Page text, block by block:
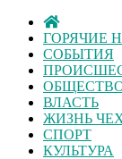
ГОРЯЧИЕ
СОБЫТИЯ
ВЛАСТЬ
ЖИЗНЬ
СПОРТ
КУЛЬТУРА